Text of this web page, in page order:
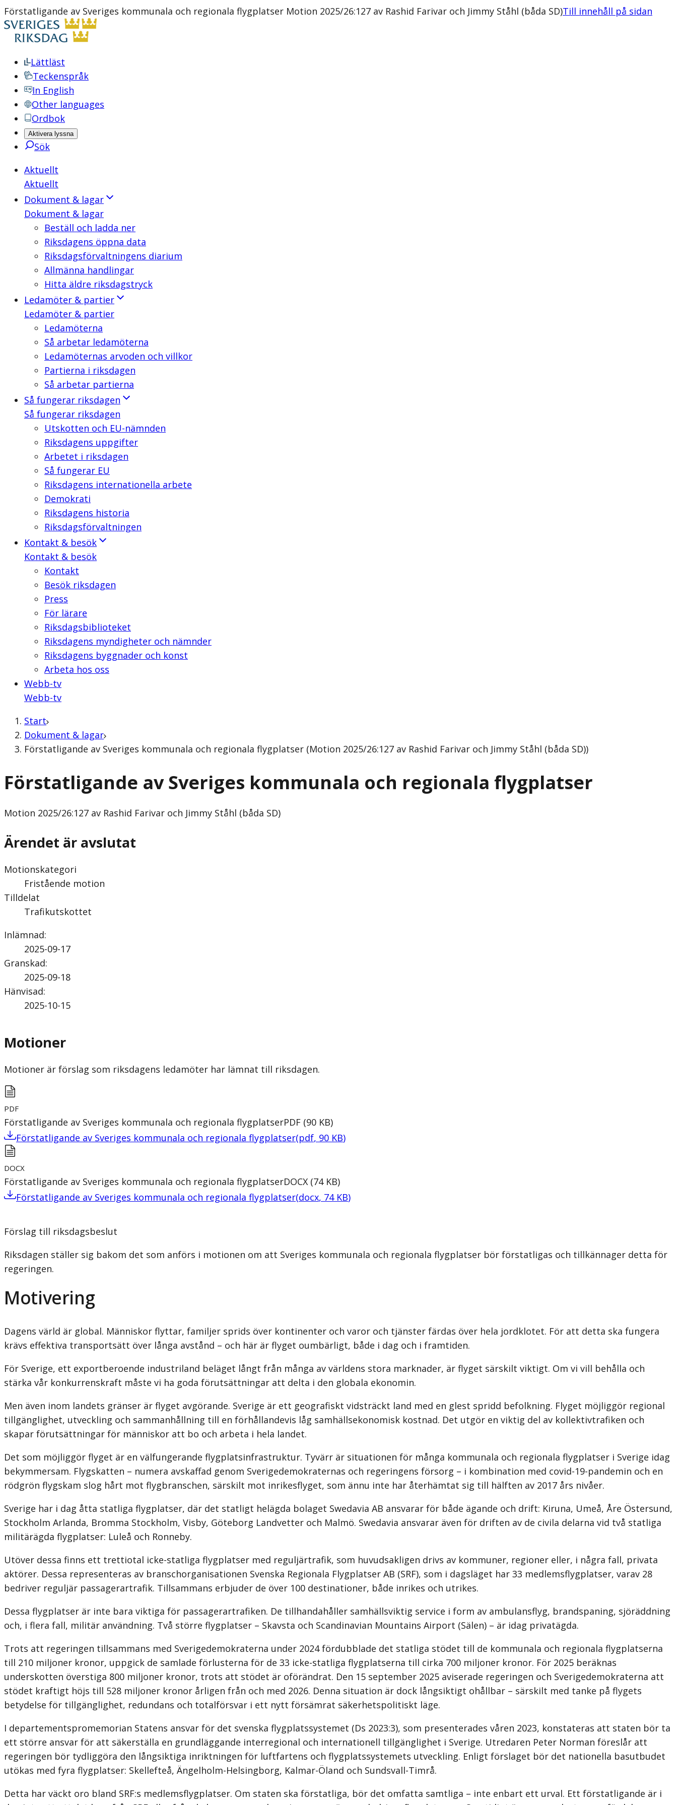
Förstatligande av Sveriges kommunala och regionala flygplatser Motion 2025/26:127 av Rashid Farivar och Jimmy Ståhl (båda SD)Till innehåll på sidan
Lättläst
Teckenspråk
In English
Other languages
Ordbok
Aktivera lyssna
Sök
Aktuellt
Aktuellt
Dokument & lagar
Dokument & lagar
Beställ och ladda ner
Riksdagens öppna data
Riksdagsförvaltningens diarium
Allmänna handlingar
Hitta äldre riksdagstryck
Ledamöter & partier
Ledamöter & partier
Ledamöterna
Så arbetar ledamöterna
Ledamöternas arvoden och villkor
Partierna i riksdagen
Så arbetar partierna
Så fungerar riksdagen
Så fungerar riksdagen
Utskotten och EU-nämnden
Riksdagens uppgifter
Arbetet i riksdagen
Så fungerar EU
Riksdagens internationella arbete
Demokrati
Riksdagens historia
Riksdagsförvaltningen
Kontakt & besök
Kontakt & besök
Kontakt
Besök riksdagen
Press
För lärare
Riksdagsbiblioteket
Riksdagens myndigheter och nämnder
Riksdagens byggnader och konst
Arbeta hos oss
Webb-tv
Webb-tv
Start
Dokument & lagar
Förstatligande av Sveriges kommunala och regionala flygplatser (Motion 2025/26:127 av Rashid Farivar och Jimmy Ståhl (båda SD))
Förstatligande av Sveriges kommunala och regionala flygplatser
Motion 2025/26:127 av Rashid Farivar och Jimmy Ståhl (båda SD)
Ärendet är avslutat
Motionskategori
Fristående motion
Tilldelat
Trafikutskottet
Inlämnad:
2025-09-17
Granskad:
2025-09-18
Hänvisad:
2025-10-15
Motioner
Motioner är förslag som riksdagens ledamöter har lämnat till riksdagen.
PDF
Förstatligande av Sveriges kommunala och regionala flygplatserPDF (90 KB)
Förstatligande av Sveriges kommunala och regionala flygplatser(pdf, 90 KB)
DOCX
Förstatligande av Sveriges kommunala och regionala flygplatserDOCX (74 KB)
Förstatligande av Sveriges kommunala och regionala flygplatser(docx, 74 KB)
Förslag till riksdagsbeslut
Riksdagen ställer sig bakom det som anförs i motionen om att Sveriges kommunala och regionala flygplatser bör förstatligas och tillkännager detta för
regeringen.
Motivering
Dagens värld är global. Människor flyttar, familjer sprids över kontinenter och varor och tjänster färdas över hela jordklotet. För att detta ska fungera
krävs effektiva transportsätt över långa avstånd – och här är flyget oumbärligt, både i dag och i framtiden.
För Sverige, ett exportberoende industriland beläget långt från många av världens stora marknader, är flyget särskilt viktigt. Om vi vill behålla och
stärka vår konkurrens­kraft måste vi ha goda förutsättningar att delta i den globala ekonomin.
Men även inom landets gränser är flyget avgörande. Sverige är ett geografiskt vidsträckt land med en glest spridd befolkning. Flyget möjliggör regional
tillgänglighet, utveckling och sammanhållning till en förhållandevis låg samhällsekonomisk kostnad. Det utgör en viktig del av kollektivtrafiken och
skapar förutsättningar för människor att bo och arbeta i hela landet.
Det som möjliggör flyget är en välfungerande flygplatsinfrastruktur. Tyvärr är situationen för många kommunala och regionala flygplatser i Sverige idag
bekymmer­sam. Flygskatten – numera avskaffad genom Sverigedemokraternas och regeringens försorg – i kombination med covid-19-pandemin och en
rödgrön flygskam slog hårt mot flygbranschen, särskilt mot inrikesflyget, som ännu inte har återhämtat sig till hälften av 2017 års nivåer.
Sverige har i dag åtta statliga flygplatser, där det statligt helägda bolaget Swedavia AB ansvarar för både ägande och drift: Kiruna, Umeå, Åre Östersund,
Stockholm Arlanda, Bromma Stockholm, Visby, Göteborg Landvetter och Malmö. Swedavia ansvarar även för driften av de civila delarna vid två statliga
militärägda flygplatser: Luleå och Ronneby.
Utöver dessa finns ett trettiotal icke-statliga flygplatser med reguljärtrafik, som huvudsakligen drivs av kommuner, regioner eller, i några fall, privata
aktörer. Dessa representeras av branschorganisationen Svenska Regionala Flygplatser AB (SRF), som i dagsläget har 33 medlemsflygplatser, varav 28
bedriver reguljär passagerartrafik. Tillsammans erbjuder de över 100 destinationer, både inrikes och utrikes.
Dessa flygplatser är inte bara viktiga för passagerartrafiken. De tillhandahåller samhällsviktig service i form av ambulansflyg, brandspaning, sjöräddning
och, i flera fall, militär användning. Två större flygplatser – Skavsta och Scandinavian Mountains Airport (Sälen) – är idag privatägda.
Trots att regeringen tillsammans med Sverigedemokraterna under 2024 fördubblade det statliga stödet till de kommunala och regionala flygplatserna
till 210 miljoner kronor, uppgick de samlade förlusterna för de 33 icke-statliga flygplatserna till cirka 700 miljoner kronor. För 2025 beräknas
underskotten överstiga 800 miljoner kronor, trots att stödet är oförändrat. Den 15 september 2025 aviserade regeringen och Sverige­demokraterna att
stödet kraftigt höjs till 528 miljoner kronor årligen från och med 2026. Denna situation är dock långsiktigt ohållbar – särskilt med tanke på flygets
betydelse för tillgänglighet, redundans och totalförsvar i ett nytt försämrat säkerhetspolitiskt läge.
I departementspromemorian Statens ansvar för det svenska flygplatssystemet (Ds 2023:3), som presenterades våren 2023, konstateras att staten bör ta
ett större ansvar för att säkerställa en grundläggande interregional och internationell tillgänglighet i Sverige. Utredaren Peter Norman föreslår att
regeringen bör tydliggöra den långsiktiga inriktningen för luftfartens och flygplatssystemets utveckling. Enligt förslaget bör det nationella basutbudet
utökas med fyra flygplatser: Skellefteå, Ängelholm-Helsingborg, Kalmar-Öland och Sundsvall-Timrå.
Detta har väckt oro bland SRF:s medlemsflygplatser. Om staten ska förstatliga, bör det omfatta samtliga – inte enbart ett urval. Ett förstatligande är i